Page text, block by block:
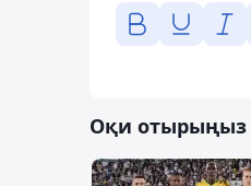
Оқи отырыңыз